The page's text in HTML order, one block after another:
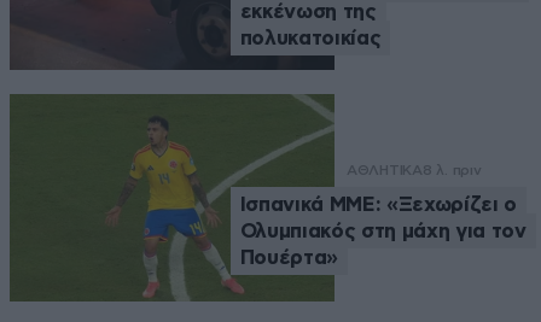
εκκένωση της
πολυκατοικίας
ΑΘΛΗΤΙΚΑ8 λ. πριν
Ισπανικά ΜΜΕ: «Ξεχωρίζει ο
Ολυμπιακός στη μάχη για τον
Πουέρτα»